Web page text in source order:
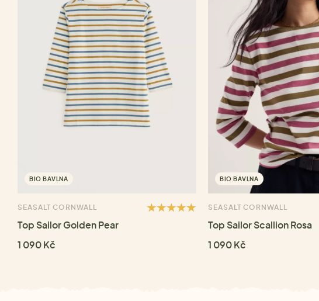
BIO BAVLNA
SEASALT CORNWALL
Top Sailor Golden Pear
1 090 Kč
BIO BAVLNA
SEASALT CORNWALL
Top Sailor Scallion Rosa
1 090 Kč